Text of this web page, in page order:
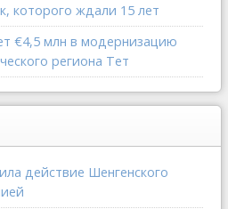
которого ждали 15 лет
€4,5 млн в модернизацию
региона Тет
действие Шенгенского